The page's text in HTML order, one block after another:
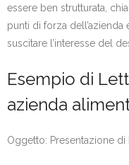
essere ben strutturata,
punti di forza
suscitare l’interesse del
Esempio di
azienda
Oggetto: Presentazione di